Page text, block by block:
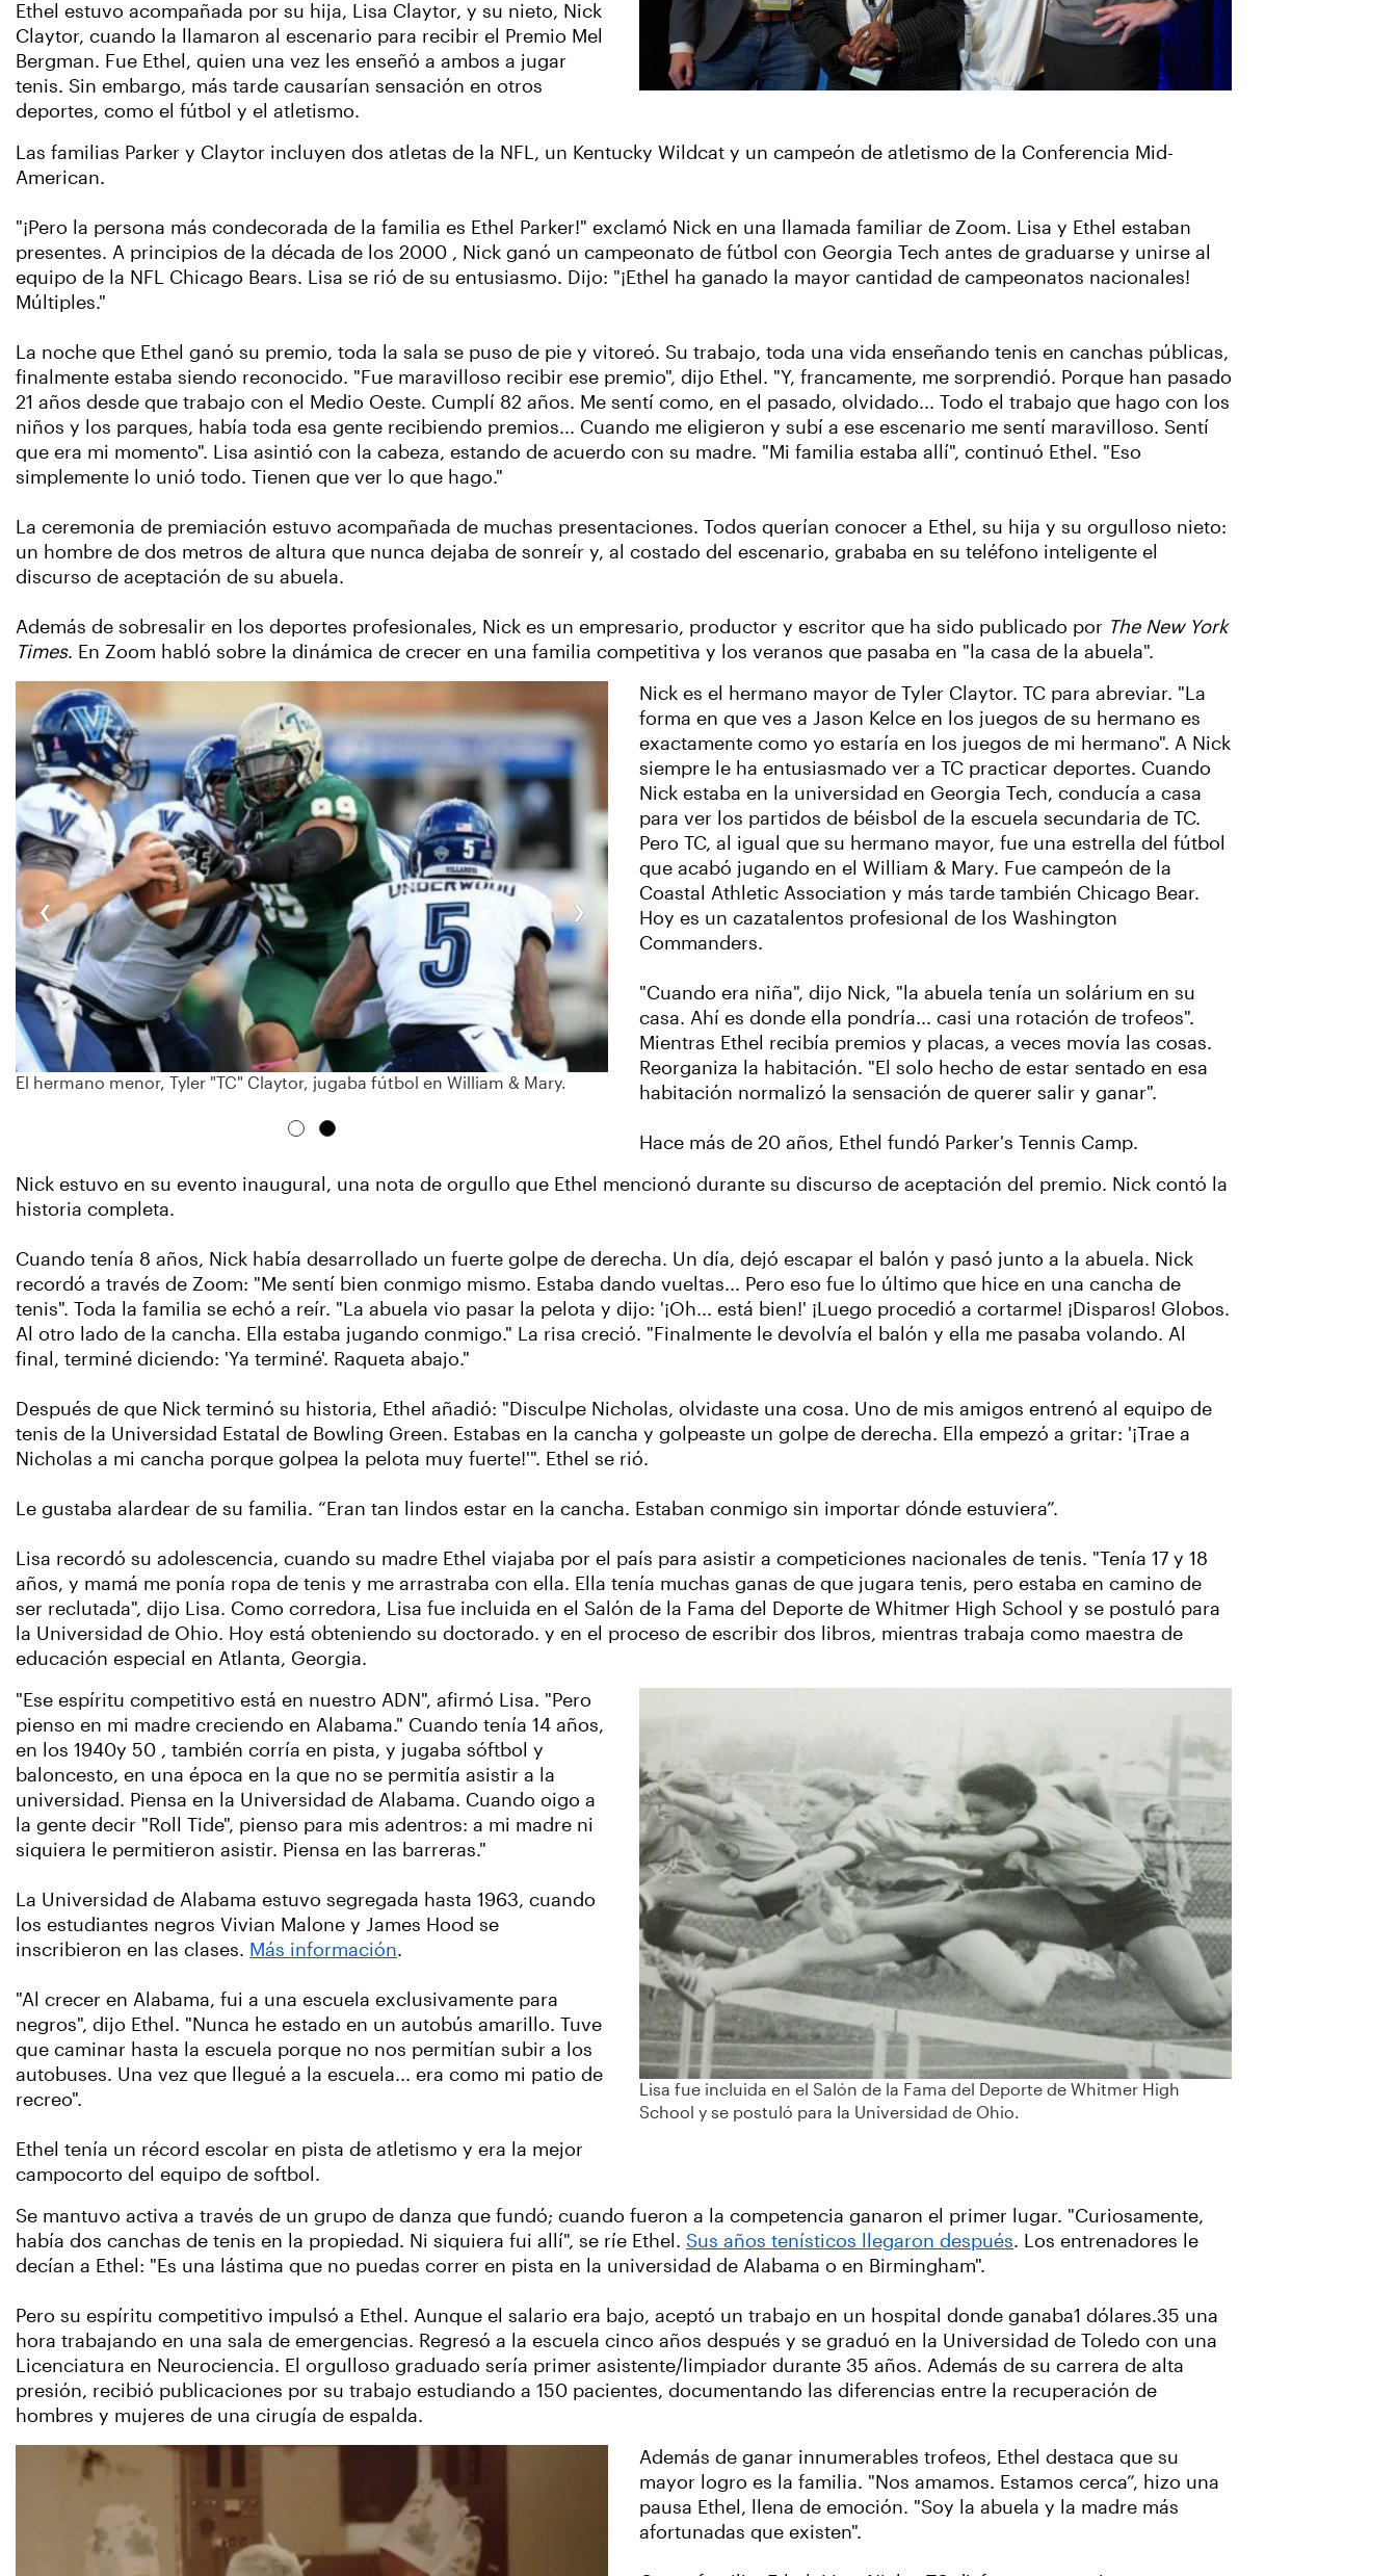
Ethel estuvo acompañada por su hija, Lisa Claytor, y su nieto, Nick
Claytor, cuando la llamaron al escenario para recibir el Premio Mel
Bergman. Fue Ethel, quien una vez les enseñó a ambos a jugar
tenis. Sin embargo, más tarde causarían sensación en otros
deportes, como el fútbol y el atletismo.
Las familias Parker y Claytor incluyen dos atletas de la NFL, un Kentucky Wildcat y un campeón de atletismo de la Conferencia Mid-
American.
"¡Pero la persona más condecorada de la familia es Ethel Parker!" exclamó Nick en una llamada familiar de Zoom. Lisa y Ethel estaban
presentes. A principios de la década de los 2000 , Nick ganó un campeonato de fútbol con Georgia Tech antes de graduarse y unirse al
equipo de la NFL Chicago Bears. Lisa se rió de su entusiasmo. Dijo: "¡Ethel ha ganado la mayor cantidad de campeonatos nacionales!
Múltiples."
La noche que Ethel ganó su premio, toda la sala se puso de pie y vitoreó. Su trabajo, toda una vida enseñando tenis en canchas públicas,
finalmente estaba siendo reconocido. "Fue maravilloso recibir ese premio", dijo Ethel. "Y, francamente, me sorprendió. Porque han pasado
21 años desde que trabajo con el Medio Oeste. Cumplí 82 años. Me sentí como, en el pasado, olvidado... Todo el trabajo que hago con los
niños y los parques, había toda esa gente recibiendo premios... Cuando me eligieron y subí a ese escenario me sentí maravilloso. Sentí
que era mi momento". Lisa asintió con la cabeza, estando de acuerdo con su madre. "Mi familia estaba allí", continuó Ethel. "Eso
simplemente lo unió todo. Tienen que ver lo que hago."
La ceremonia de premiación estuvo acompañada de muchas presentaciones. Todos querían conocer a Ethel, su hija y su orgulloso nieto:
un hombre de dos metros de altura que nunca dejaba de sonreír y, al costado del escenario, grababa en su teléfono inteligente el
discurso de aceptación de su abuela.
Además de sobresalir en los deportes profesionales, Nick es un empresario, productor y escritor que ha sido publicado por The New York
Times. En Zoom habló sobre la dinámica de crecer en una familia competitiva y los veranos que pasaba en "la casa de la abuela".
‹
El hermano menor, Tyler "TC" Claytor, jugaba fútbol en William & Mary.
›
Nick es el hermano mayor de Tyler Claytor. TC para abreviar. "La
forma en que ves a Jason Kelce en los juegos de su hermano es
exactamente como yo estaría en los juegos de mi hermano". A Nick
siempre le ha entusiasmado ver a TC practicar deportes. Cuando
Nick estaba en la universidad en Georgia Tech, conducía a casa
para ver los partidos de béisbol de la escuela secundaria de TC.
Pero TC, al igual que su hermano mayor, fue una estrella del fútbol
que acabó jugando en el William & Mary. Fue campeón de la
Coastal Athletic Association y más tarde también Chicago Bear.
Hoy es un cazatalentos profesional de los Washington
Commanders.
"Cuando era niña", dijo Nick, "la abuela tenía un solárium en su
casa. Ahí es donde ella pondría... casi una rotación de trofeos".
Mientras Ethel recibía premios y placas, a veces movía las cosas.
Reorganiza la habitación. "El solo hecho de estar sentado en esa
habitación normalizó la sensación de querer salir y ganar".
Hace más de 20 años, Ethel fundó Parker's Tennis Camp.
Nick estuvo en su evento inaugural, una nota de orgullo que Ethel mencionó durante su discurso de aceptación del premio. Nick contó la
historia completa.
Cuando tenía 8 años, Nick había desarrollado un fuerte golpe de derecha. Un día, dejó escapar el balón y pasó junto a la abuela. Nick
recordó a través de Zoom: "Me sentí bien conmigo mismo. Estaba dando vueltas... Pero eso fue lo último que hice en una cancha de
tenis". Toda la familia se echó a reír. "La abuela vio pasar la pelota y dijo: '¡Oh... está bien!' ¡Luego procedió a cortarme! ¡Disparos! Globos.
Al otro lado de la cancha. Ella estaba jugando conmigo." La risa creció. "Finalmente le devolvía el balón y ella me pasaba volando. Al
final, terminé diciendo: 'Ya terminé'. Raqueta abajo."
Después de que Nick terminó su historia, Ethel añadió: "Disculpe Nicholas, olvidaste una cosa. Uno de mis amigos entrenó al equipo de
tenis de la Universidad Estatal de Bowling Green. Estabas en la cancha y golpeaste un golpe de derecha. Ella empezó a gritar: '¡Trae a
Nicholas a mi cancha porque golpea la pelota muy fuerte!'". Ethel se rió.
Le gustaba alardear de su familia. “Eran tan lindos estar en la cancha. Estaban conmigo sin importar dónde estuviera”.
Lisa recordó su adolescencia, cuando su madre Ethel viajaba por el país para asistir a competiciones nacionales de tenis. "Tenía 17 y 18
años, y mamá me ponía ropa de tenis y me arrastraba con ella. Ella tenía muchas ganas de que jugara tenis, pero estaba en camino de
ser reclutada", dijo Lisa. Como corredora, Lisa fue incluida en el Salón de la Fama del Deporte de Whitmer High School y se postuló para
la Universidad de Ohio. Hoy está obteniendo su doctorado. y en el proceso de escribir dos libros, mientras trabaja como maestra de
educación especial en Atlanta, Georgia.
"Ese espíritu competitivo está en nuestro ADN", afirmó Lisa. "Pero
pienso en mi madre creciendo en Alabama." Cuando tenía 14 años,
en los 1940y 50 , también corría en pista, y jugaba sóftbol y
baloncesto, en una época en la que no se permitía asistir a la
universidad. Piensa en la Universidad de Alabama. Cuando oigo a
la gente decir "Roll Tide", pienso para mis adentros: a mi madre ni
siquiera le permitieron asistir. Piensa en las barreras."
La Universidad de Alabama estuvo segregada hasta 1963, cuando
los estudiantes negros Vivian Malone y James Hood se
inscribieron en las clases. Más información.
"Al crecer en Alabama, fui a una escuela exclusivamente para
negros", dijo Ethel. "Nunca he estado en un autobús amarillo. Tuve
que caminar hasta la escuela porque no nos permitían subir a los
autobuses. Una vez que llegué a la escuela... era como mi patio de
recreo".
Ethel tenía un récord escolar en pista de atletismo y era la mejor
campocorto del equipo de softbol.
Lisa fue incluida en el Salón de la Fama del Deporte de Whitmer High
School y se postuló para la Universidad de Ohio.
Se mantuvo activa a través de un grupo de danza que fundó; cuando fueron a la competencia ganaron el primer lugar. "Curiosamente,
había dos canchas de tenis en la propiedad. Ni siquiera fui allí", se ríe Ethel. Sus años tenísticos llegaron después. Los entrenadores le
decían a Ethel: "Es una lástima que no puedas correr en pista en la universidad de Alabama o en Birmingham".
Pero su espíritu competitivo impulsó a Ethel. Aunque el salario era bajo, aceptó un trabajo en un hospital donde ganaba1 dólares.35 una
hora trabajando en una sala de emergencias. Regresó a la escuela cinco años después y se graduó en la Universidad de Toledo con una
Licenciatura en Neurociencia. El orgulloso graduado sería primer asistente/limpiador durante 35 años. Además de su carrera de alta
presión, recibió publicaciones por su trabajo estudiando a 150 pacientes, documentando las diferencias entre la recuperación de
hombres y mujeres de una cirugía de espalda.
Además de ganar innumerables trofeos, Ethel destaca que su
mayor logro es la familia. "Nos amamos. Estamos cerca”, hizo una
pausa Ethel, llena de emoción. "Soy la abuela y la madre más
afortunadas que existen".